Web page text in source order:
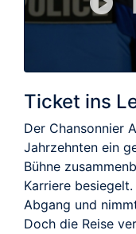
Ticket ins
Der Chansonnier
Jahrzehnten ein
Bühne
Karriere
Abgang und
Doch die Reise